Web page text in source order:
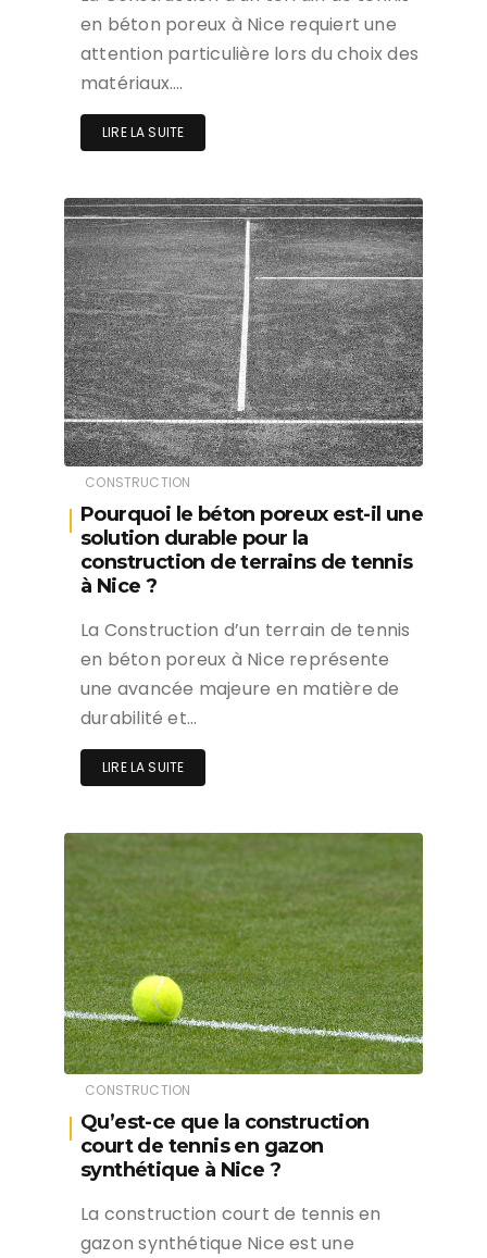
en béton poreux à Nice requiert une
attention particulière lors du choix des
matériaux….
LIRE LA SUITE
CONSTRUCTION
Pourquoi le béton poreux est-il une
solution durable pour la
construction de terrains de tennis
à Nice ?
La Construction d’un terrain de tennis
en béton poreux à Nice représente
une avancée majeure en matière de
durabilité et…
LIRE LA SUITE
CONSTRUCTION
Qu’est-ce que la construction
court de tennis en gazon
synthétique à Nice ?
La construction court de tennis en
gazon synthétique Nice est une